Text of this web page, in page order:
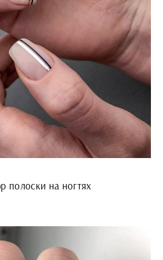
полоски на ногтях